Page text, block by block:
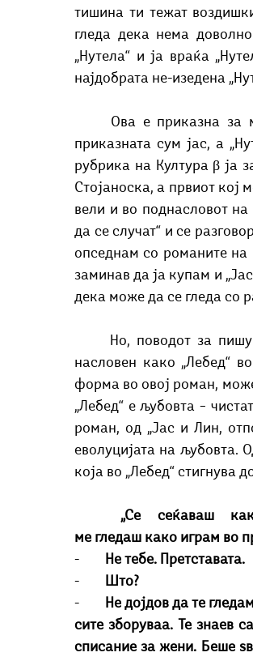
тишина ти тежат
гледа дека нема
„Нутела“ и ја враќа
најдобрата не-изедена
приказната сум јас, а
рубрика на Култура β ја
Стојаноска, а првиот кој
вели и во поднасловот
да се случат“ и се
опседнам со романите на
заминав да ја купам и
дека може да се гледа со
насловен како „Лебед“
форма во овој роман,
„Лебед“ е љубовта –
роман, од „Јас и Лин,
еволуцијата на љубовта.
која во „Лебед“ стигнува
ме гледаш како играм во
- Не тебе. Претставата.
- Што?
- Не дојдов да те
сите зборуваа. Те знаев
списание за жени. Беше